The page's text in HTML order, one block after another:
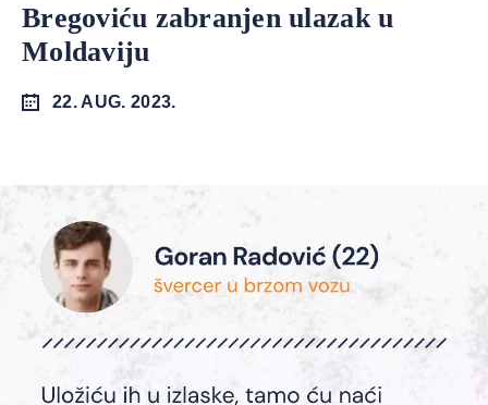
Bregoviću zabranjen ulazak u
Moldaviju
22. AUG. 2023.